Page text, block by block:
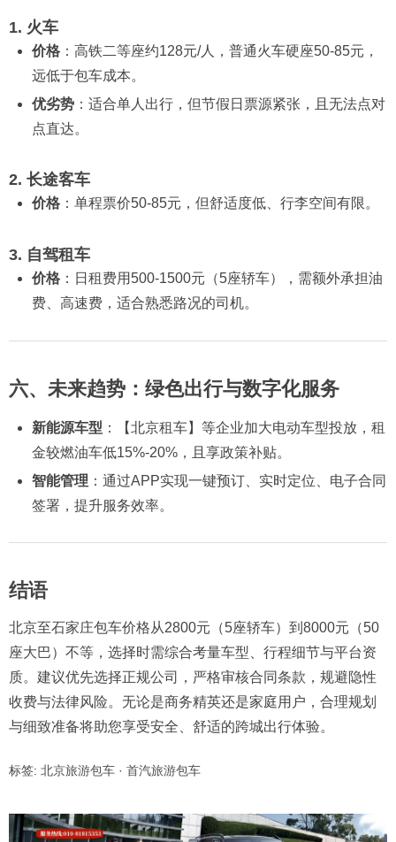
1. 火车
价格：高铁二等座约128元/人，普通火车硬座50-85元，
远低于包车成本。
优劣势：适合单人出行，但节假日票源紧张，且无法点对
点直达。
2. 长途客车
价格：单程票价50-85元，但舒适度低、行李空间有限。
3. 自驾租车
价格：日租费用500-1500元（5座轿车），需额外承担油
费、高速费，适合熟悉路况的司机。
六、未来趋势：绿色出行与数字化服务
新能源车型 ：【北京租车】等企业加大电动车型投放，租
金较燃油车低15%-20%，且享政策补贴。
智能管理 ：通过APP实现一键预订、实时定位、电子合同
签署，提升服务效率。
结语
北京至石家庄包车价格从2800元（5座轿车）到8000元（50
座大巴）不等，选择时需综合考量车型、行程细节与平台资
质。建议优先选择正规公司，严格审核合同条款，规避隐性
收费与法律风险。无论是商务精英还是家庭用户，合理规划
与细致准备将助您享受安全、舒适的跨城出行体验。
标签: 北京旅游包车 · 首汽旅游包车